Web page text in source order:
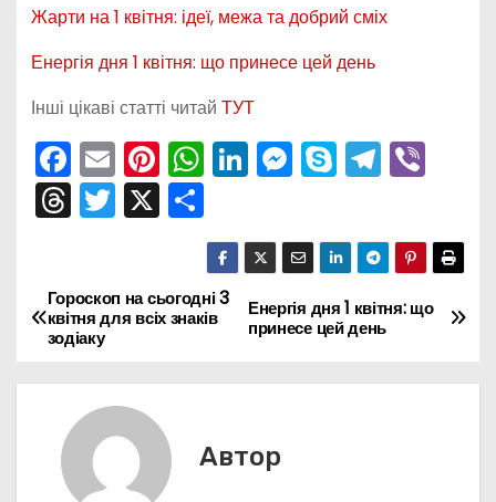
Жарти на 1 квітня: ідеї, межа та добрий сміх
Енергія дня 1 квітня: що принесе цей день
Інші цікаві статті читай ТУТ
F
a
c
b
o
o
k
E
m
ai
Pi
nt
er
st
W
h
a
ts
A
p
p
Li
n
k
e
dI
n
M
e
s
s
e
n
g
S
k
y
p
e
T
el
e
gr
a
m
Vi
er
T
hr
a
d
s
T
w
er
X П
о
ді
л
и
т
с
я
Н
а
Енергія дня 1 квітня: що
принесе цей день
Гороскоп на сьогодні 3
квітня для всіх знаків
зодіаку
Автор